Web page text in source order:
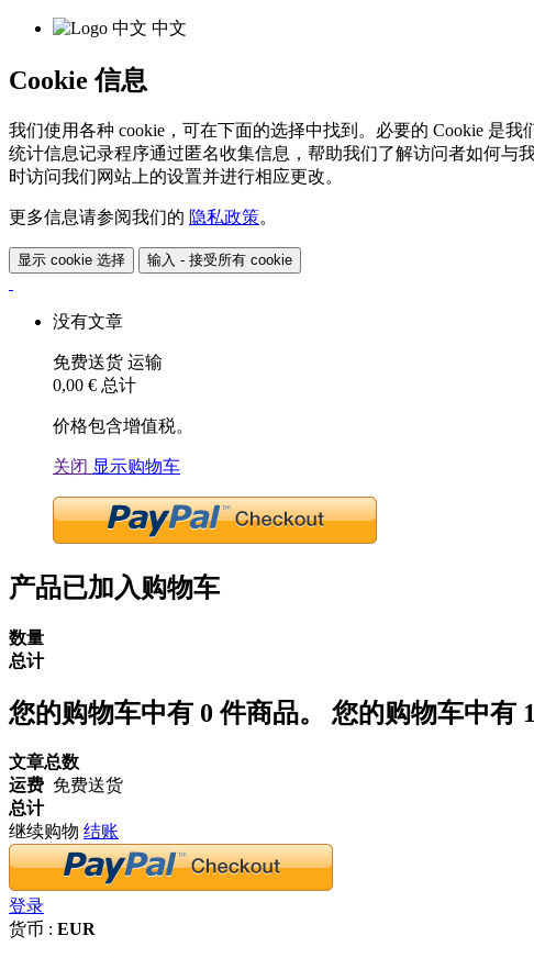
中文
Cookie 信息
我们使用各种 cookie，可在下面的选择中找到。必要的 Cookie 是
统计信息记录程序通过匿名收集信息，帮助我们了解访问者如何与
时访问我们网站上的设置并进行相应更改。
更多信息请参阅我们的 隐私政策。
显示 cookie 选择 输入 - 接受所有 cookie
没有文章
免费送货 运输
0,00 € 总计
价格包含增值税。
关闭 显示购物车
产品已加入购物车
数量
总计
您的购物车中有 0 件商品。 您的购物车中有
文章总数
运费 免费送货
总计
继续购物 结账
登录
货币 : EUR